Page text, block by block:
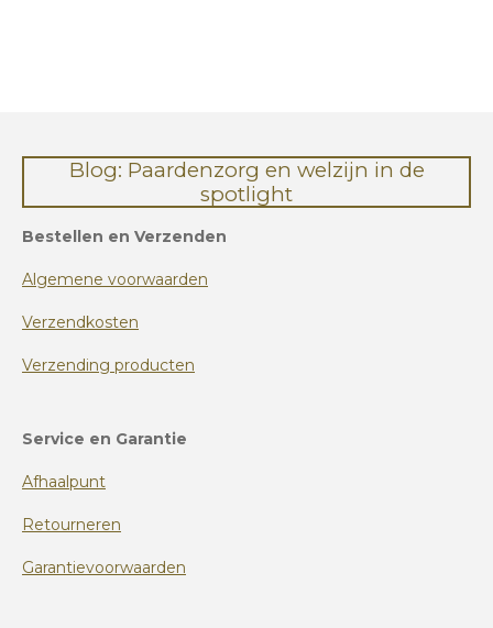
Blog: Paardenzorg en welzijn in de
spotlight
Bestellen en Verzenden
Algemene voorwaarden
Verzendkosten
Verzending producten
Service en Garantie
Afhaalpunt
Retourneren
Garantievoorwaarden